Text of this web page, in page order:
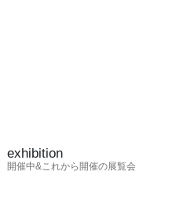
exhibition
開催中&これから開催の展覧会